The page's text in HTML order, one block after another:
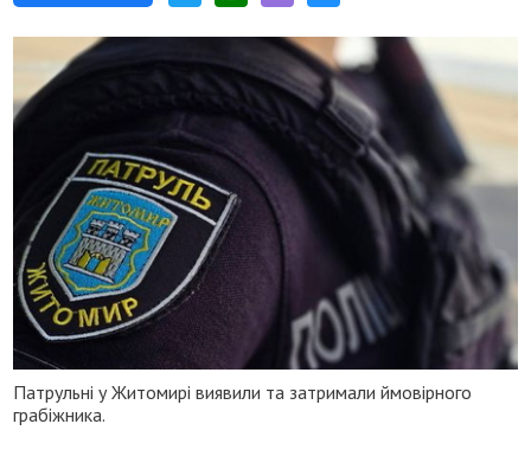
Патрульні у Житомирі виявили та затримали ймовірного
грабіжника.